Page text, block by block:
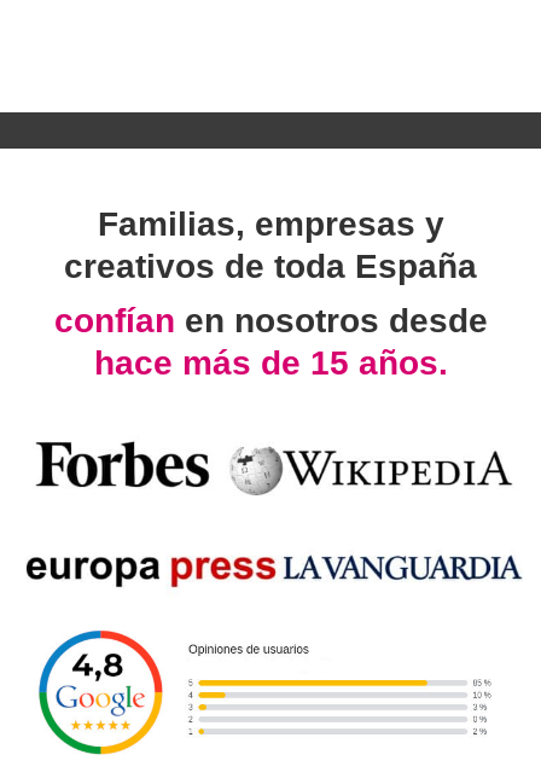
Familias, empresas y
creativos de toda España
confían en nosotros desde
hace más de 15 años.